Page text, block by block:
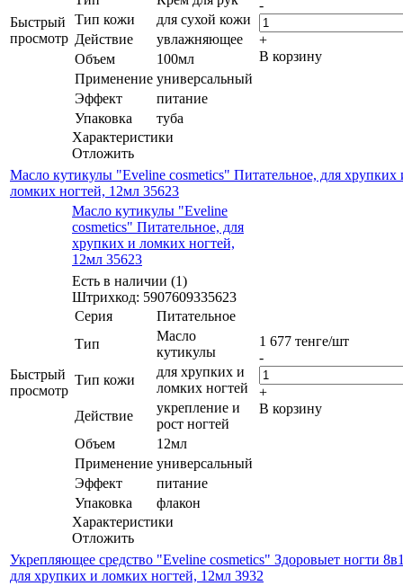
Быстрый
просмотр
Тип кожи
для сухой кожи
Действие
увлажняющее
Объем
100мл
Применение универсальный
Эффект
питание
Упаковка
туба
Характеристики
Отложить
-
+
В корзину
Масло кутикулы "Eveline cosmetics" Питательное, для хрупких
ломких ногтей, 12мл 35623
Быстрый
просмотр
Масло кутикулы "Eveline
cosmetics" Питательное, для
хрупких и ломких ногтей,
12мл 35623
Есть в наличии (1)
Штрихкод: 5907609335623
Серия
Питательное
Тип
Масло
кутикулы
Тип кожи
для хрупких и
ломких ногтей
Действие
укрепление и
рост ногтей
Объем
12мл
Применение универсальный
Эффект
питание
Упаковка
флакон
Характеристики
Отложить
1 677 тенге/шт
-
+
В корзину
Укрепляющее средство "Eveline cosmetics" Здоровыет ногти
для хрупких и ломких ногтей, 12мл 3932